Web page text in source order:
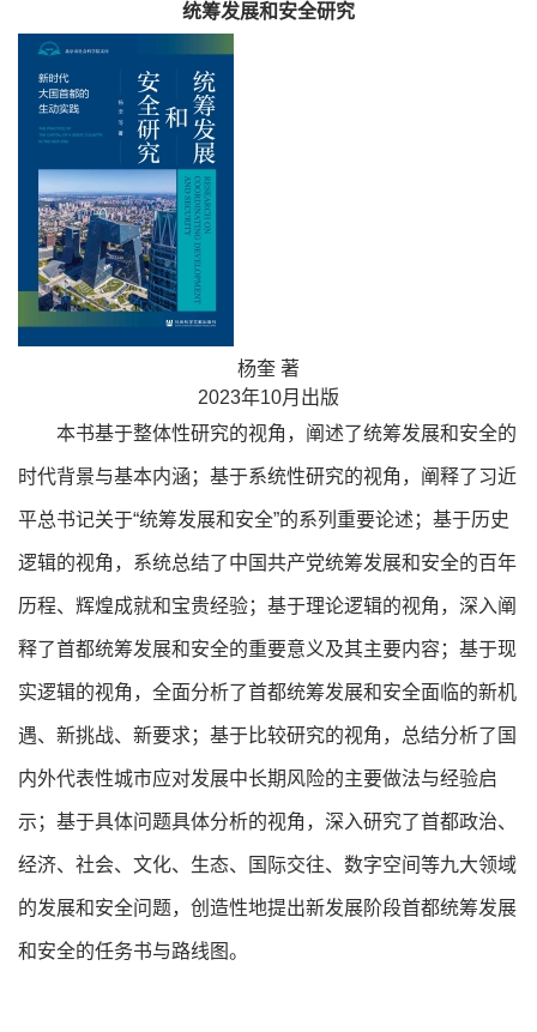
统筹发展和安全研究
杨奎 著
2023年10月出版
本书基于整体性研究的视角，阐述了统筹发展和安全的
时代背景与基本内涵；基于系统性研究的视角，阐释了习近
平总书记关于“统筹发展和安全”的系列重要论述；基于历史
逻辑的视角，系统总结了中国共产党统筹发展和安全的百年
历程、辉煌成就和宝贵经验；基于理论逻辑的视角，深入阐
释了首都统筹发展和安全的重要意义及其主要内容；基于现
实逻辑的视角，全面分析了首都统筹发展和安全面临的新机
遇、新挑战、新要求；基于比较研究的视角，总结分析了国
内外代表性城市应对发展中长期风险的主要做法与经验启
示；基于具体问题具体分析的视角，深入研究了首都政治、
经济、社会、文化、生态、国际交往、数字空间等九大领域
的发展和安全问题，创造性地提出新发展阶段首都统筹发展
和安全的任务书与路线图。